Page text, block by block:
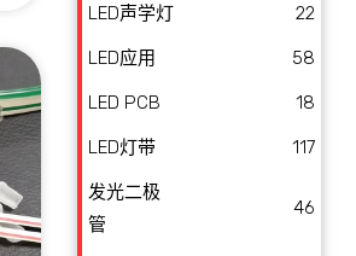
LED声学灯 22
LED应用 58
LED PCB 18
LED灯带 117
发光二极
管
46